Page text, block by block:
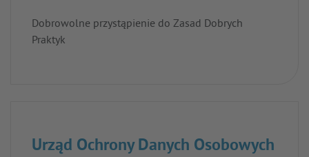
Dobrowolne przystąpienie do Zasad Dobrych
Praktyk
Urząd Ochrony Danych Osobowych